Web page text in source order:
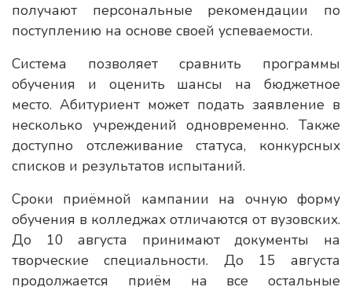
получают персональные рекомендации по
поступлению на основе своей успеваемости.
Система позволяет сравнить программы
обучения и оценить шансы на бюджетное
место. Абитуриент может подать заявление в
несколько учреждений одновременно. Также
доступно отслеживание статуса, конкурсных
списков и результатов испытаний.
Сроки приёмной кампании на очную форму
обучения в колледжах отличаются от вузовских.
До 10 августа принимают документы на
творческие специальности. До 15 августа
продолжается приём на все остальные